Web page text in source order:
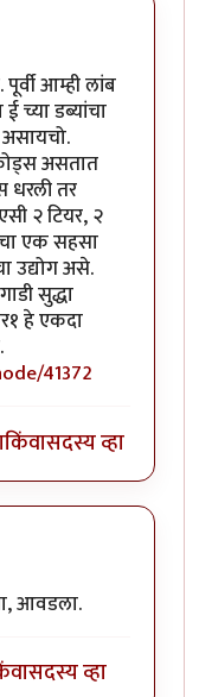
हेमंतकुमार
आम्ही लांब
च्या डब्यांचा
असतात
धरली तर
२ टियर, २
एक सहसा
उद्योग असे.
सुद्धा
हे एकदा
41372
किंवासदस्य व्हा
आवडला.
सदस्य व्हा